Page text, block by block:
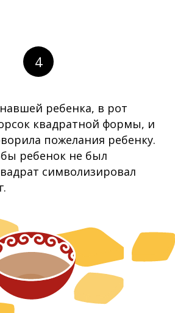
4
ребенка, в рот
квадратной формы, и
пожелания ребенку.
ребенок не был
символизировал